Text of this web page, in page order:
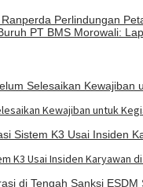
Perlindungan
PT BMS Morowali:
Kewajiban untuk
K3 Usai Insiden Karyawan